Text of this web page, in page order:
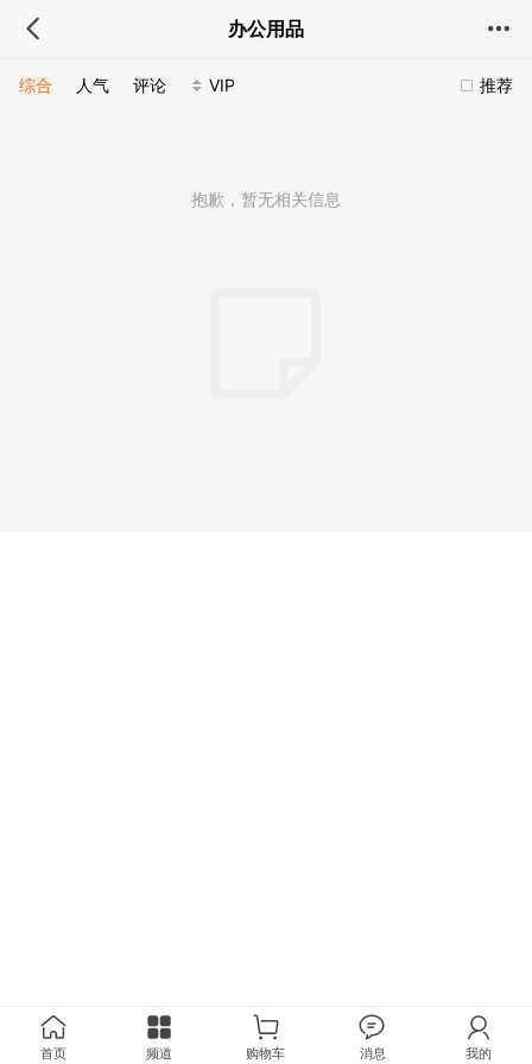
办公用品
推荐
综合 人气 评论 VIP
抱歉，暂无相关信息
首页 频道 购物车 消息 我的